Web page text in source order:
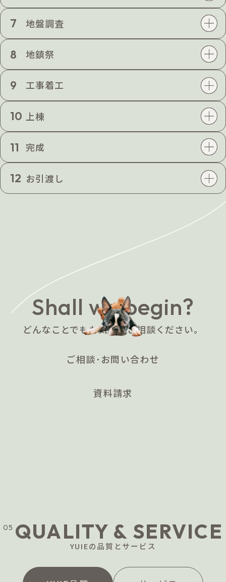
7 地盤調査
8 地鎮祭
9 工事着工
10 上棟
11 完成
12 お引渡し
Shall we begin?
どんなことでもお気軽にご相談ください。
ご相談･お問い合わせ
資料請求
05 QUALITY & SERVICE
YUIEの品質とサービス